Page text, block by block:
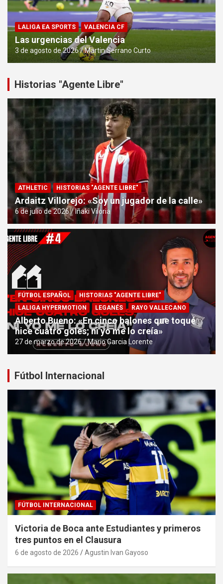
LALIGA EA SPORTS VALENCIA CF
Las urgencias del Valencia
3 de agosto de 2026 Martin Serrano Curto
Historias "Agente Libre"
ATHLETIC HISTORIAS "AGENTE LIBRE"
Ardaitz Villorejo: «Soy un jugador de la calle»
6 de julio de 2026 Iñaki Viloria
FÚTBOL ESPAÑOL
HISTORIAS "AGENTE LIBRE"
LALIGA HYPERMOTION
LEGANÉS RAYO VALLECANO
Alberto Bueno: «En cinco balones que toqué
hice cuatro goles; ni yo me lo creía»
27 de marzo de 2026 Mario Garcia Lorente
Fútbol Internacional
FÚTBOL INTERNACIONAL
Victoria de Boca ante Estudiantes y primeros
tres puntos en el Clausura
6 de agosto de 2026 Agustin Ivan Gayoso